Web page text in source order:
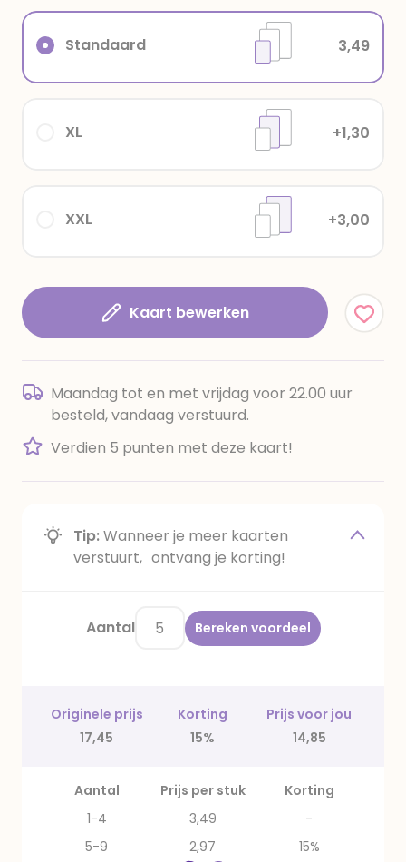
XXL +3,00
XL +1,30
Standaard 3,49
Kaart bewerken
Maandag tot en met vrijdag voor 22.00 uur
besteld, vandaag verstuurd.
Verdien 5 punten met deze kaart!
Tip:Wanneer je meer kaarten
verstuurt, ontvang je korting!
Aantal Bereken voordeel
Originele prijs Korting
Prijs voor jou
17,45
15% 14,85
Aantal Prijs per stuk
Korting
1-4
3,49
-
5-9
2,97
15%